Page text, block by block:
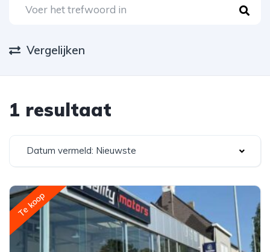
Vergelijken
1 resultaat
Datum vermeld: Nieuwste
Te koop